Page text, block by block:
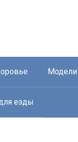
Модели
езды